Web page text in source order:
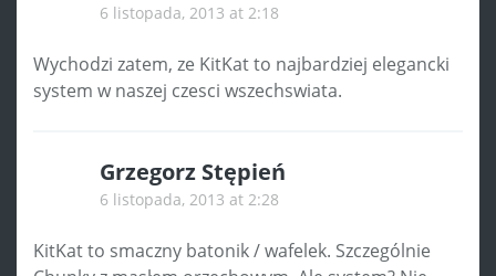
6 listopada, 2013 at 2:18
Wychodzi zatem, ze KitKat to najbardziej elegancki
system w naszej czesci wszechswiata.
Grzegorz Stępień
6 listopada, 2013 at 2:28
KitKat to smaczny batonik / wafelek. Szczególnie